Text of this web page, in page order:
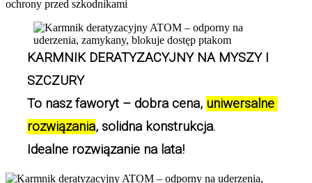
KARMNIK DERATYZACYJNY NA MYSZY I
SZCZURY
To nasz faworyt – dobra cena, uniwersalne
rozwiązania, solidna konstrukcja.
Idealne rozwiązanie na lata!